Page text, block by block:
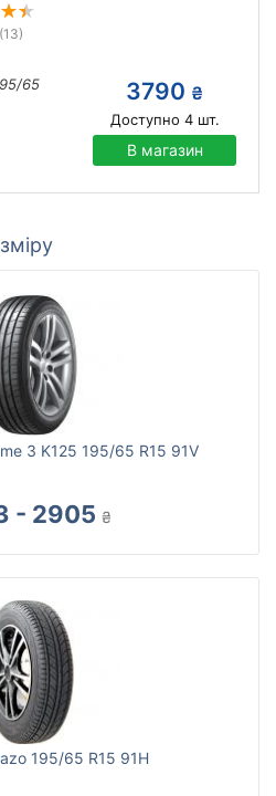
(13)
65
3790 ₴
Доступно 4шт.
В магазин
3 K125 195/65 R15 91V
- 2905 ₴
195/65 R15 91H